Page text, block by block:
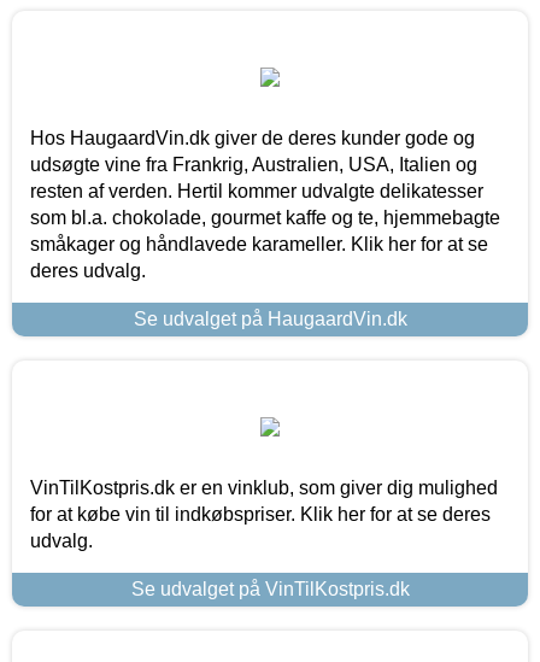
Hos HaugaardVin.dk giver de deres kunder gode og
udsøgte vine fra Frankrig, Australien, USA, Italien og
resten af verden. Hertil kommer udvalgte delikatesser
som bl.a. chokolade, gourmet kaffe og te, hjemmebagte
småkager og håndlavede karameller. Klik her for at se
deres udvalg.
Se udvalget på HaugaardVin.dk
VinTilKostpris.dk er en vinklub, som giver dig mulighed
for at købe vin til indkøbspriser. Klik her for at se deres
udvalg.
Se udvalget på VinTilKostpris.dk